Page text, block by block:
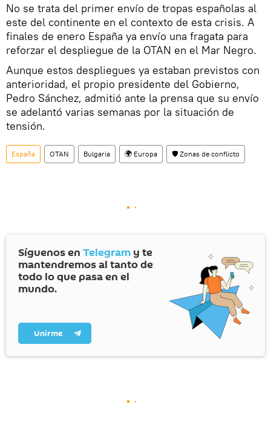
No se trata del primer envío de tropas españolas al
este del continente en el contexto de esta crisis. A
finales de enero España ya envío una fragata para
reforzar el despliegue de la OTAN en el Mar Negro.
Aunque estos despliegues ya estaban previstos con
anterioridad, el propio presidente del Gobierno,
Pedro Sánchez, admitió ante la prensa que su envío
se adelantó varias semanas por la situación de
tensión.
España OTAN Bulgaria 🌍 Europa 🛡️ Zonas de conflicto
Síguenos en Telegram y te
mantendremos al tanto de
todo lo que pasa en el
mundo.
Unirme